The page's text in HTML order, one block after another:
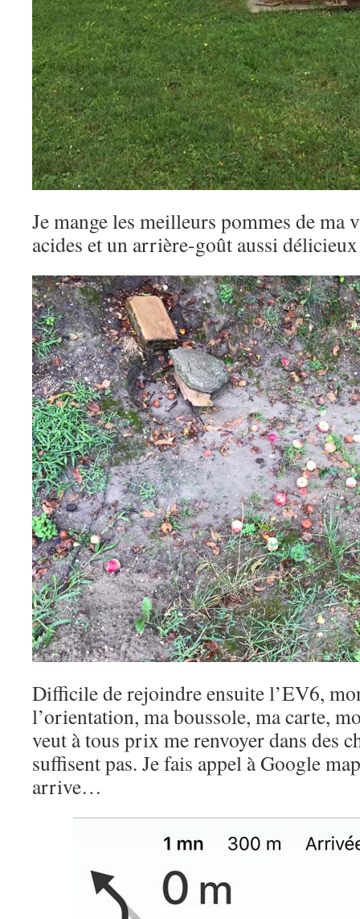
Je mange les meilleurs pommes de ma
acides et un arrière-goût aussi
Difficile de rejoindre ensuite l’EV6,
l’orientation, ma boussole, ma carte,
veut à tous prix me renvoyer dans des
suffisent pas. Je fais appel à Google
arrive…